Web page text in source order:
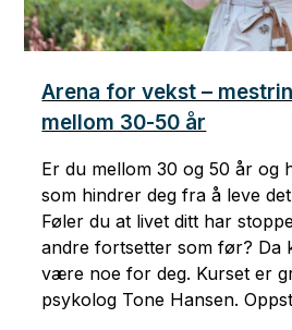
Arena for vekst –
mellom 30-50 år
Er du mellom 30 og 50 år og
som hindrer deg fra å leve
Føler du at livet ditt har
andre fortsetter som før? Da
være noe for deg. Kurset er
psykolog Tone Hansen.